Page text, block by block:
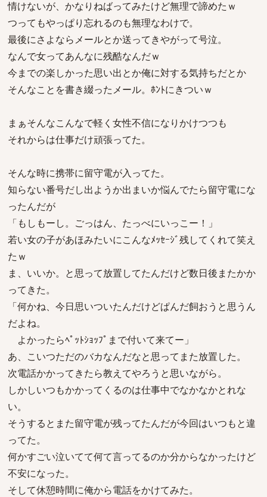
情けないが、かなりねばってみたけど無理で諦めたｗ
つってもやっぱり忘れるのも無理なわけで。
最後にさよならメールとか送ってきやがって号泣。
なんで女ってあんなに残酷なんだｗ
今までの楽しかった思い出とか俺に対する気持ちだとか
そんなことを書き綴ったメール。ﾎﾝﾄにきついｗ
まぁそんなこんなで軽く女性不信になりかけつつも
それからは仕事だけ頑張ってた。
そんな時に携帯に留守電が入ってた。
知らない番号だし出ようか出まいか悩んでたら留守電にな
ったんだが
「もしもーし。ごっはん、たっべにいっこー！」
若い女の子があほみたいにこんなﾒｯｾｰｼﾞ残してくれて笑え
たｗ
ま、いいか。と思って放置してたんだけど数日後またかか
ってきた。
「何かね、今日思いついたんだけどぱんだ飼おうと思うん
だよね。
よかったらﾍﾟｯﾄｼｮｯﾌﾟまで付いて来てー」
あ、こいつただのバカなんだなと思ってまた放置した。
次電話かかってきたら教えてやろうと思いながら。
しかしいつもかかってくるのは仕事中でなかなかとれな
い。
そうするとまた留守電が残ってたんだが今回はいつもと違
ってた。
何かすごい泣いてて何て言ってるのか分からなかったけど
不安になった。
そして休憩時間に俺から電話をかけてみた。